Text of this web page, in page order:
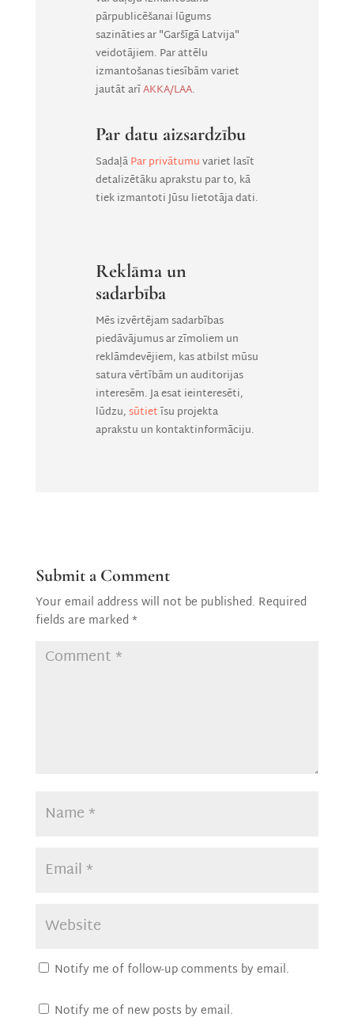
pārpublicēšanai lūgums
sazināties ar "Garšīgā Latvija"
veidotājiem. Par attēlu
izmantošanas tiesībām variet
jautāt arīAKKA/LAA.
Par datu aizsardzību
SadaļāPar privātumuvariet lasīt
detalizētāku aprakstu par to, kā
tiek izmantoti Jūsu lietotāja dati.
Reklāma un
sadarbība
Mēs izvērtējam sadarbības
piedāvājumus ar zīmoliem un
reklāmdevējiem, kas atbilst mūsu
satura vērtībām un auditorijas
interesēm. Ja esat ieinteresēti,
lūdzu, sūtietīsu projekta
aprakstu un kontaktinformāciju.
Submit a Comment
Your email address will not be published. Required
fields are marked *
Notify me of follow-up comments by email.
Notify me of new posts by email.